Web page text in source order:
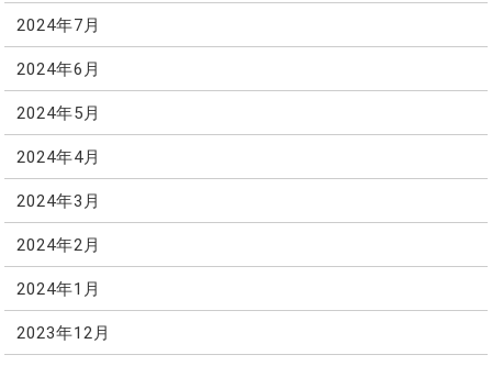
2024年7月
2024年6月
2024年5月
2024年4月
2024年3月
2024年2月
2024年1月
2023年12月